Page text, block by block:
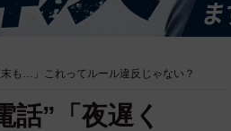
も…」これってルール違反じゃない？
話”「夜遅く